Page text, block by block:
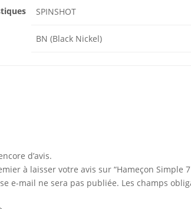
SPINSHOT
BN (Black Nickel)
d’avis.
à laisser votre avis sur “Hameçon Simple
e-mail ne sera pas publiée. Les champs